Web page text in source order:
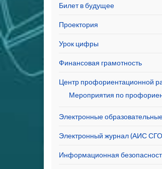
Билет в будущее
Проектория
Урок цифры
Финансовая грамотность
Центр профориентационной
Мероприятия по
Электронные
Электронный журнал (АИС
Информационная